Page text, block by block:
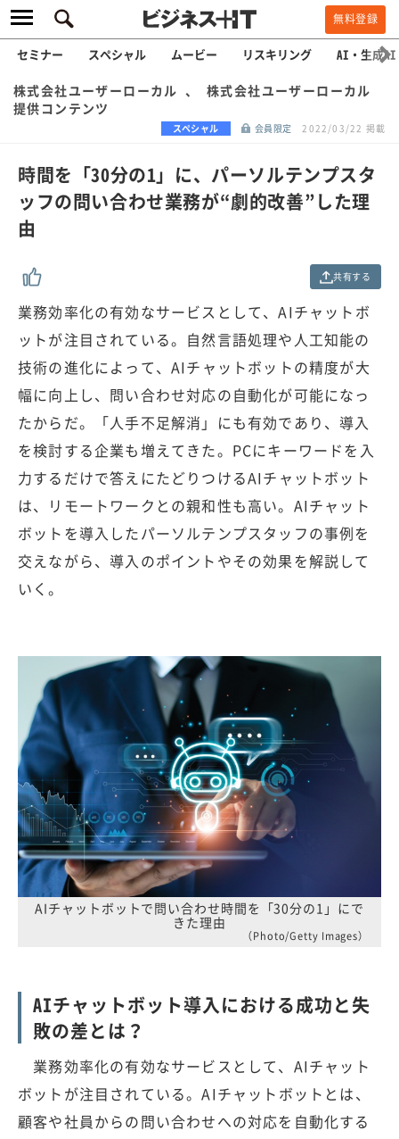
無料登録
セミナー スペシャル ムービー リスキリング AI・生成AI
株式会社ユーザーローカル 、 株式会社ユーザーローカル
提供コンテンツ
スペシャル 会員限定 2022/03/22 掲載
時間を「30分の1」に、パーソルテンプスタ
ッフの問い合わせ業務が“劇的改善”した理
由
共有する
業務効率化の有効なサービスとして、AIチャットボ
ットが注目されている。自然言語処理や人工知能の
技術の進化によって、AIチャットボットの精度が大
幅に向上し、問い合わせ対応の自動化が可能になっ
たからだ。「人手不足解消」にも有効であり、導入
を検討する企業も増えてきた。PCにキーワードを入
力するだけで答えにたどりつけるAIチャットボット
は、リモートワークとの親和性も高い。AIチャット
ボットを導入したパーソルテンプスタッフの事例を
交えながら、導入のポイントやその効果を解説して
いく。
AIチャットボットで問い合わせ時間を「30分の1」にで
きた理由
（Photo/Getty Images）
AIチャットボット導入における成功と失
敗の差とは？
業務効率化の有効なサービスとして、AIチャット
ボットが注目されている。AIチャットボットとは、
顧客や社員からの問い合わせへの対応を自動化する